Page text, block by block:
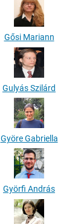
Gősi Mariann
Gulyás Szilárd
Györe Gabriella
Györfi András